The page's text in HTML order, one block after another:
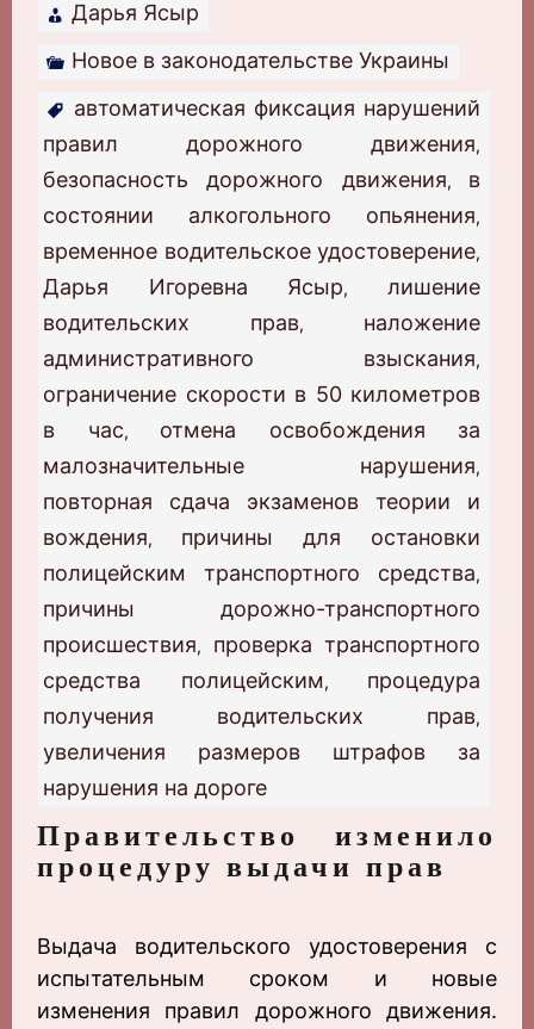
Дарья Ясыр
Новое в законодательстве Украины
автоматическая фиксация нарушений
правил дорожного движения,
безопасность дорожного движения, в
состоянии алкогольного опьянения,
временное водительское удостоверение,
Дарья Игоревна Ясыр,лишение
водительских прав, наложение
административного взыскания,
ограничение скорости в 50 километров
в час, отмена освобождения за
малозначительные нарушения,
повторная сдача экзаменов теории и
вождения, причины для остановки
полицейским транспортного средства,
причины дорожно-транспортного
происшествия, проверка транспортного
средства полицейским, процедура
получения водительских прав,
увеличения размеров штрафов за
нарушения на дороге
Правительство изменило
процедуру выдачи прав
Выдача водительского удостоверения с
испытательным сроком и новые
изменения правил дорожного движения.